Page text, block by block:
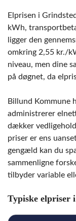
Elprisen i
kWh,
ligger den
omkring 2,55 kr./
niveau, men dine
på døgnet, da
Billund Kommune
administrerer
dækker
priser er ens
gengæld kan du
sammenligne
tilbyder variable
Typiske elpriser